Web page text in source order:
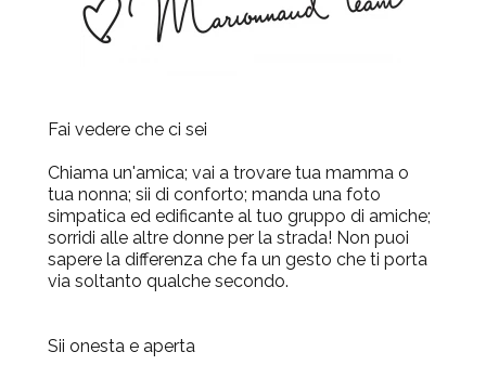
Fai vedere che ci sei
Chiama un'amica; vai a trovare tua mamma o
tua nonna; sii di conforto; manda una foto
simpatica ed edificante al tuo gruppo di amiche;
sorridi alle altre donne per la strada! Non puoi
sapere la differenza che fa un gesto che ti porta
via soltanto qualche secondo.
Sii onesta e aperta